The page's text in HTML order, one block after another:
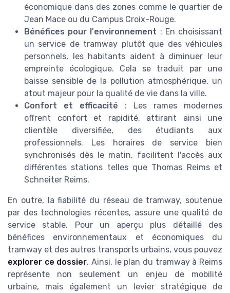
économique dans des zones comme le quartier de
Jean Mace ou du Campus Croix-Rouge.
Bénéfices pour l'environnement : En choisissant
un service de tramway plutôt que des véhicules
personnels, les habitants aident à diminuer leur
empreinte écologique. Cela se traduit par une
baisse sensible de la pollution atmosphérique, un
atout majeur pour la qualité de vie dans la ville.
Confort et efficacité : Les rames modernes
offrent confort et rapidité, attirant ainsi une
clientèle diversifiée, des étudiants aux
professionnels. Les horaires de service bien
synchronisés dès le matin, facilitent l'accès aux
différentes stations telles que Thomas Reims et
Schneiter Reims.
En outre, la fiabilité du réseau de tramway, soutenue
par des technologies récentes, assure une qualité de
service stable. Pour un aperçu plus détaillé des
bénéfices environnementaux et économiques du
tramway et des autres transports urbains, vous pouvez
explorer ce dossier. Ainsi, le plan du tramway à Reims
représente non seulement un enjeu de mobilité
urbaine, mais également un levier stratégique de